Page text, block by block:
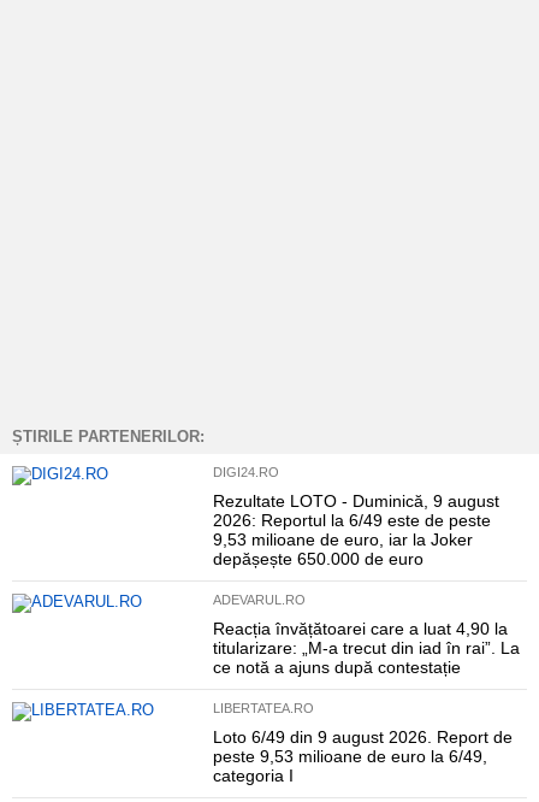
ȘTIRILE PARTENERILOR:
DIGI24.RO
Rezultate LOTO - Duminică, 9 august
2026: Reportul la 6/49 este de peste
9,53 milioane de euro, iar la Joker
depășește 650.000 de euro
ADEVARUL.RO
Reacția învățătoarei care a luat 4,90 la
titularizare: „M-a trecut din iad în rai”. La
ce notă a ajuns după contestație
LIBERTATEA.RO
Loto 6/49 din 9 august 2026. Report de
peste 9,53 milioane de euro la 6/49,
categoria I